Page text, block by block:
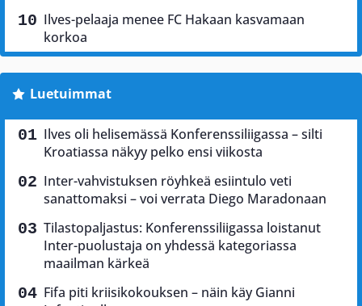
Ilves-pelaaja menee FC Hakaan kasvamaan
korkoa
Luetuimmat
Ilves oli helisemässä Konferenssiliigassa – silti
Kroatiassa näkyy pelko ensi viikosta
Inter-vahvistuksen röyhkeä esiintulo veti
sanattomaksi – voi verrata Diego Maradonaan
Tilastopaljastus: Konferenssiliigassa loistanut
Inter-puolustaja on yhdessä kategoriassa
maailman kärkeä
Fifa piti kriisikokouksen – näin käy Gianni